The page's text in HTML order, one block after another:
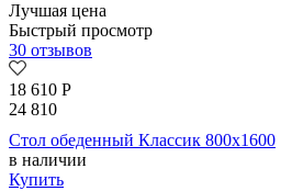
Лучшая цена
Быстрый просмотр
30 отзывов
18 610 Р
24 810
Стол обеденный Классик 800х1600
в наличии
Купить